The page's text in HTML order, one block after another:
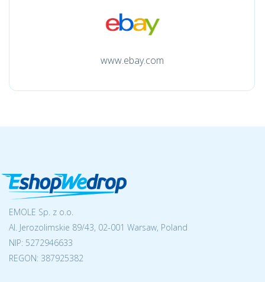
www.ebay.com
EMOLE Sp. z o.o.
Al. Jerozolimskie 89/43, 02-001 Warsaw, Poland
NIP: 5272946633
REGON: 387925382